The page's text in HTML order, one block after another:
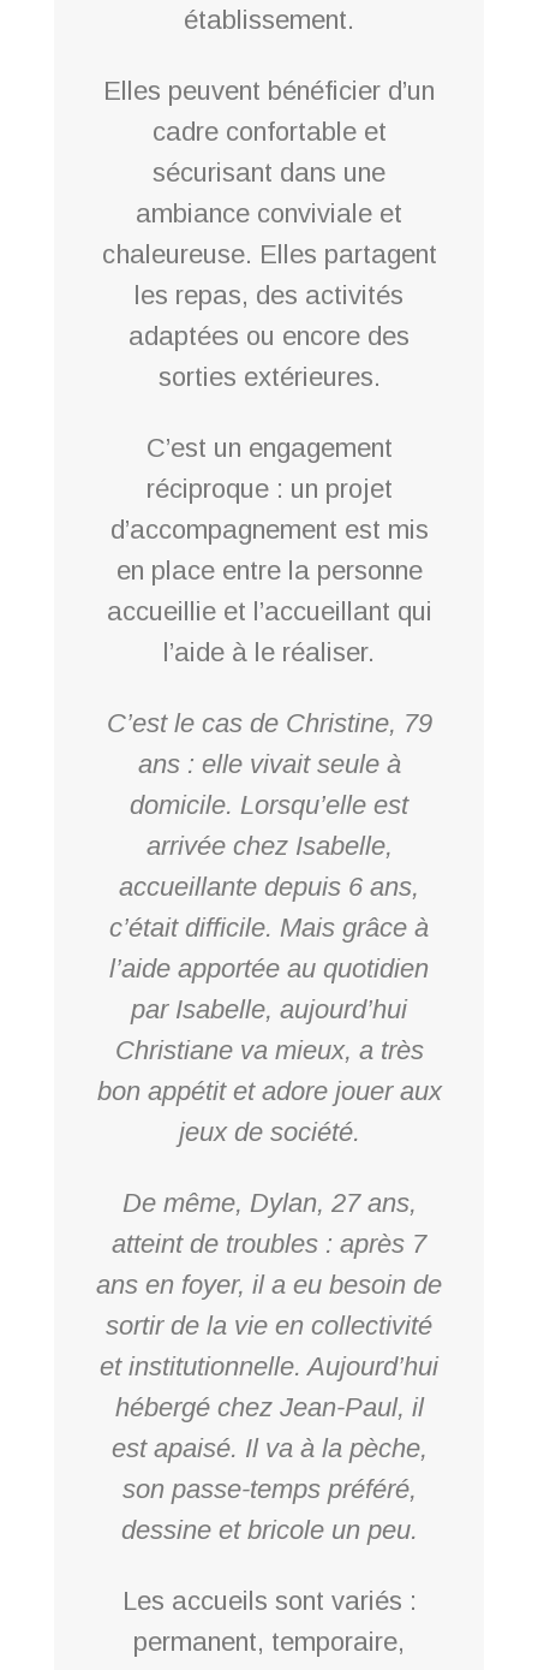
établissement.
Elles peuvent bénéficier d’un
cadre confortable et
sécurisant dans une
ambiance conviviale et
chaleureuse. Elles partagent
les repas, des activités
adaptées ou encore des
sorties extérieures.
C’est un engagement
réciproque : un projet
d’accompagnement est mis
en place entre la personne
accueillie et l’accueillant qui
l’aide à le réaliser.
C’est le cas de Christine, 79
ans : elle vivait seule à
domicile. Lorsqu’elle est
arrivée chez Isabelle,
accueillante depuis 6 ans,
c’était difficile. Mais grâce à
l’aide apportée au quotidien
par Isabelle, aujourd’hui
Christiane va mieux, a très
bon appétit et adore jouer aux
jeux de société.
De même, Dylan, 27 ans,
atteint de troubles : après 7
ans en foyer, il a eu besoin de
sortir de la vie en collectivité
et institutionnelle. Aujourd’hui
hébergé chez Jean-Paul, il
est apaisé. Il va à la pèche,
son passe-temps préféré,
dessine et bricole un peu.
Les accueils sont variés :
permanent, temporaire,